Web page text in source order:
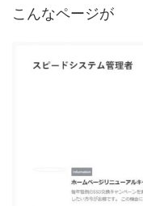
こんなページが